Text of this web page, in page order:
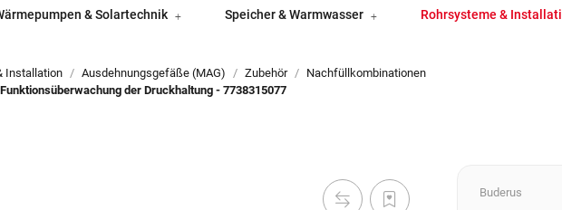
& Solartechnik Speicher & Warmwasser Rohrsysteme &
Installation Ausdehnungsgefäße (MAG) Zubehör
Nachfüllkombinationen
der Druckhaltung - 7738315077
Buderus